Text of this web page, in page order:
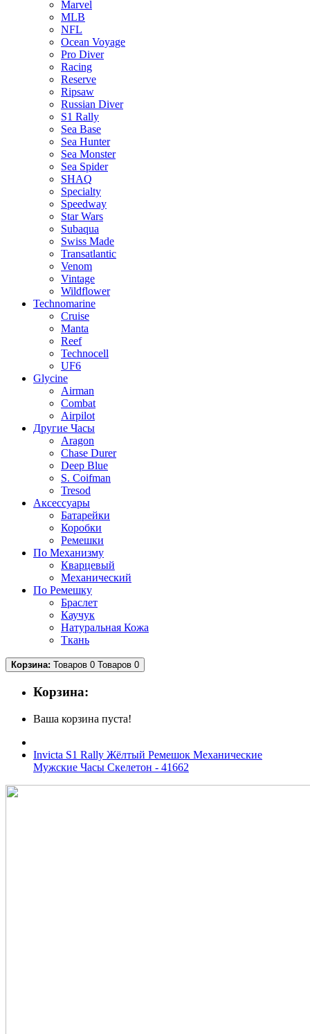
Marvel
MLB
NFL
Ocean Voyage
Pro Diver
Racing
Reserve
Ripsaw
Russian Diver
S1 Rally
Sea Base
Sea Hunter
Sea Monster
Sea Spider
SHAQ
Specialty
Speedway
Star Wars
Subaqua
Swiss Made
Transatlantic
Venom
Vintage
Wildflower
Technomarine
Cruise
Manta
Reef
Technocell
UF6
Glycine
Airman
Combat
Airpilot
Другие Часы
Aragon
Chase Durer
Deep Blue
S. Coifman
Tresod
Аксессуары
Батарейки
Коробки
Ремешки
По Механизму
Кварцевый
Механический
По Ремешку
Браслет
Каучук
Натуральная Кожа
Ткань
Корзина: Товаров 0 Товаров 0
Корзина:
Ваша корзина пуста!
Invicta S1 Rally Жёлтый Ремешок Механические
Мужские Часы Скелетон - 41662